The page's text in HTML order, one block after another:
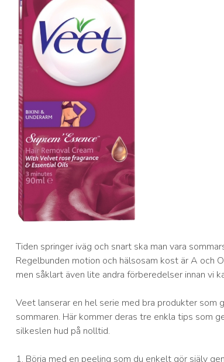
Tiden springer iväg och snart ska man vara
Regelbunden motion och hälsosam kost är A och
men såklart även lite andra förberedelser innan vi
Veet lanserar en hel serie med bra produkter som
sommaren. Här kommer deras tre enkla tips som
silkeslen hud på nolltid.
1. Börja med en peeling som du enkelt gör själv